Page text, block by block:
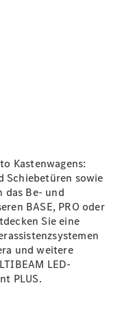
Kastenwagens:
Schiebetüren sowie
das Be- und
BASE, PRO oder
Sie eine
und weitere
LED-
PLUS.